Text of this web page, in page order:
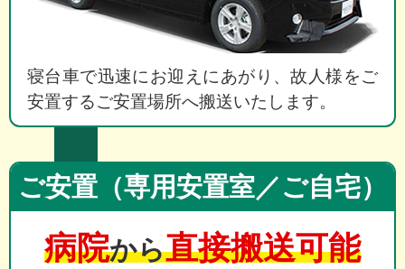
寝台車で迅速にお迎えにあがり、故人様をご
安置するご安置場所へ搬送いたします。
ご安置（専用安置室／ご自宅）
病院から直接搬送可能